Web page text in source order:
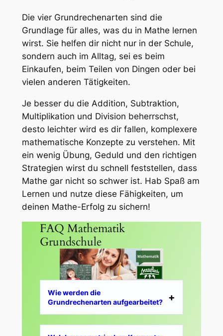
Die vier Grundrechenarten sind die
Grundlage für alles, was du in Mathe lernen
wirst. Sie helfen dir nicht nur in der Schule,
sondern auch im Alltag, sei es beim
Einkaufen, beim Teilen von Dingen oder bei
vielen anderen Tätigkeiten.
Je besser du die Addition, Subtraktion,
Multiplikation und Division beherrschst,
desto leichter wird es dir fallen, komplexere
mathematische Konzepte zu verstehen. Mit
ein wenig Übung, Geduld und den richtigen
Strategien wirst du schnell feststellen, dass
Mathe gar nicht so schwer ist. Hab Spaß am
Lernen und nutze diese Fähigkeiten, um
deinen Mathe-Erfolg zu sichern!
FAQ Mathematik
Grundschule
Wie werden die
Grundrechenarten aufgearbeitet?